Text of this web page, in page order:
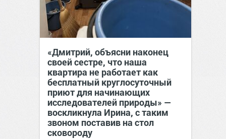
«Дмитрий, объясни наконец
своей сестре, что наша
квартира не работает как
бесплатный круглосуточный
приют для начинающих
исследователей природы» —
воскликнула Ирина, с таким
звоном поставив на стол
сковороду